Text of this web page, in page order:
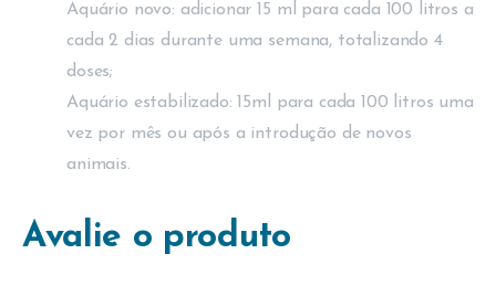
Aquário novo: adicionar 15 ml para cada 100 litros a
cada 2 dias durante uma semana, totalizando 4
doses;
Aquário estabilizado: 15ml para cada 100 litros uma
vez por mês ou após a introdução de novos
animais.
Avalie o produto